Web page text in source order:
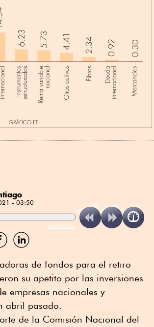
- 03:50
ReadSpeaker
Compartir
por
de fondos para el retiro
su apetito por las inversiones
empresas nacionales y
abril pasado.
de la Comisión Nacional del